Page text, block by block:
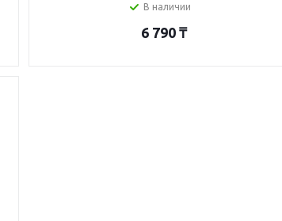
В наличии
6 790 ₸